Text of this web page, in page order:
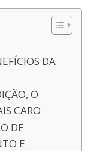
DA
O
CARO
DE
E